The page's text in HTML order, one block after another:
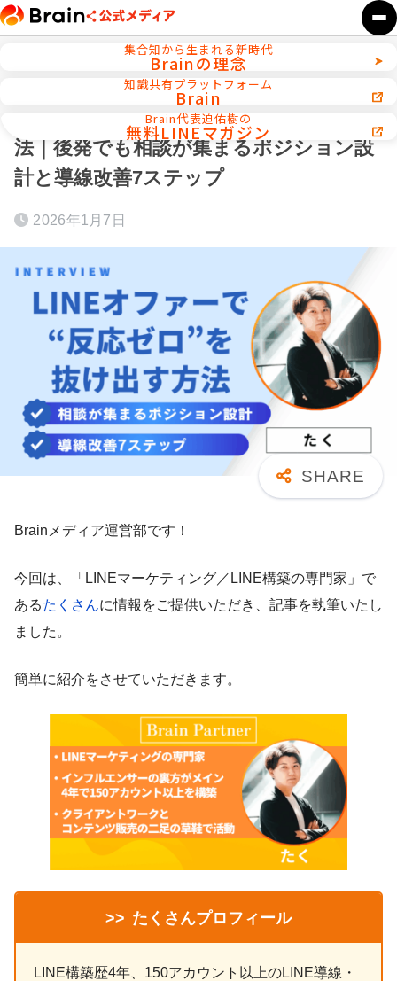
集合知から生まれる新時代
Brainの理念
知識共有プラットフォーム
Brain
Brain代表迫佑樹の
無料LINEマガジン
メルマガ／LINE／リストマーケティング
LINEオファーで“反応ゼロ”を抜け出す方
法｜後発でも相談が集まるポジション設
計と導線改善7ステップ
2026年1月7日
Brainメディア運営部です！
今回は、「LINEマーケティング／LINE構築の専門家」で
あるたくさんに情報をご提供いただき、記事を執筆いたし
ました。
簡単に紹介をさせていただきます。
>> たくさんプロフィール
LINE構築歴4年、150アカウント以上のLINE導線・